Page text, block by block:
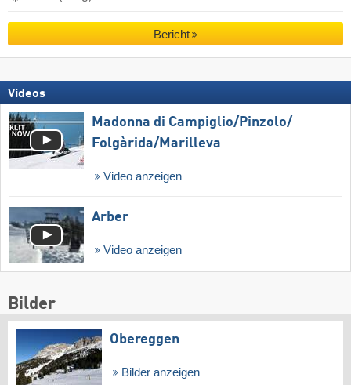
Bericht
Videos
Madonna di Campiglio/​Pinzolo/​
Folgàrida/​Marilleva
Video anzeigen
Arber
Video anzeigen
Bilder
Obereggen
Bilder anzeigen